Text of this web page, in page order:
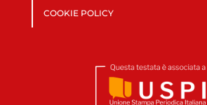
COOKIE POLICY